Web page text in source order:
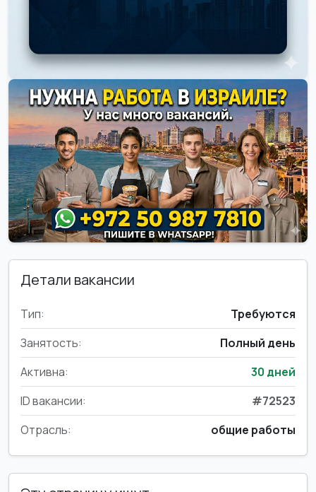
Детали вакансии
Тип:
Требуются
Занятость:
Полный день
Активна:
30 дней
ID вакансии:
#72523
Отрасль:
общие работы